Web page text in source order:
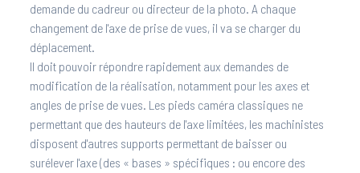
demande du cadreur ou directeur de la photo. A chaque
changement de l'axe de prise de vues, il va se charger du
déplacement.
Il doit pouvoir répondre rapidement aux demandes de
modification de la réalisation, notamment pour les axes et
angles de prise de vues. Les pieds caméra classiques ne
permettant que des hauteurs de l'axe limitées, les machinistes
disposent d'autres supports permettant de baisser ou
surélever l'axe (des « bases » spécifiques : ou encore des